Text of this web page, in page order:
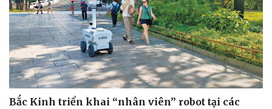
Bắc Kinh triển khai “nhân viên” robot tại các